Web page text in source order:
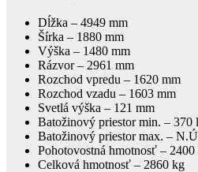
Dĺžka – 4949 mm
Šírka – 1880 mm
Výška – 1480 mm
Rázvor – 2961 mm
Rozchod vpredu – 1620 mm
Rozchod vzadu – 1603 mm
Svetlá výška – 121 mm
Batožinový priestor min. – 370 l
Batožinový priestor max. –
Pohotovostná hmotnosť – 2400
Celková hmotnosť – 2860 kg